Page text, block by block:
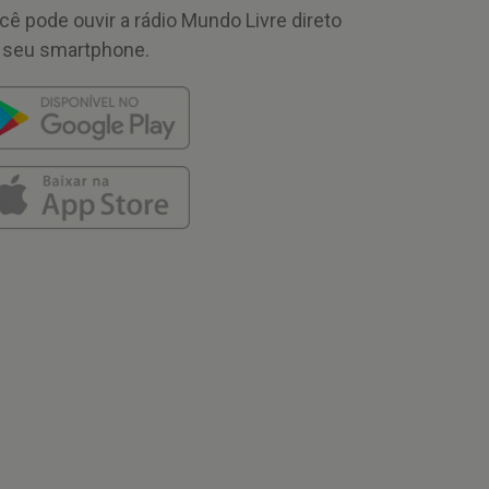
pode ouvir a rádio Mundo Livre direto
smartphone.